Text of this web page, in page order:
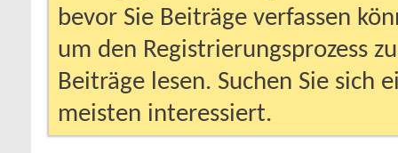
bevor Sie Beiträge verfassen
um den Registrierungsprozess
Beiträge lesen. Suchen Sie sich
meisten interessiert.